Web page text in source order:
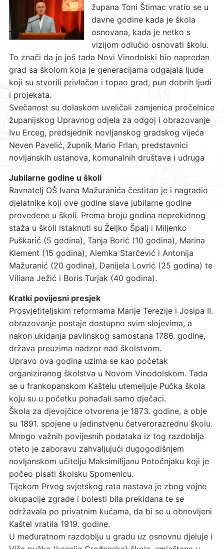
župana Toni Štimac vratio se u
davne godine kada je škola
osnovana, kada je netko s
vizijom odlučio osnovati školu.
To znači da je još tada Novi Vinodolski bio napredan
grad sa školom koja je generacijama odgajala ljude
koji su stvorili privlačan i topao grad, pun dobrih ljudi
i projekata.
Svečanost su dolaskom uveličali zamjenica pročelnice
županijskog Upravnog odjela za odgoj i obrazovanje
Ivu Erceg, predsjednik novljanskog gradskog vijeća
Neven Pavelić, župnik Mario Frlan, predstavnici
novljanskih ustanova, komunalnih društava i udruga
Jubilarne godine u školi
Ravnatelj OŠ Ivana Mažuranića čestitao je i nagradio
djelatnike koji ove godine slave jubilarne godine
provedene u školi. Prema broju godina neprekidnog
staža u školi istaknuti su Željko Špalj i Miljenko
Puškarić (5 godina), Tanja Borić (10 godina), Marina
Klement (15 godina), Alemka Starčević i Antonija
Mažuranić (20 godina), Danijela Lovrić (25 godina) te
Viliana Ježić i Boris Turjak (40 godina).
Kratki povijesni presjek
Prosvjetiteljskim reformama Marije Terezije i Josipa II.
obrazovanje postaje dostupno svim slojevima, a
nakon ukidanja pavlinskog samostana 1786. godine,
država preuzima nadzor nad školstvom.
Upravo ova godina uzima se kao početak
organiziranog školstva u Novom Vinodolskom. Tada
se u frankopanskom Kaštelu utemeljuje Pučka škola
koju su u početku pohađali samo dječaci.
Škola za djevojčice otvorena je 1873. godine, a obje
su 1891. spojene u jedinstvenu četverorazrednu školu.
Mnogo važnih povijesnih podataka iz tog razdoblja
oteto je zaboravu zahvaljujući dugogodišnjem
novljanskom učitelju Maksimilijanu Potočnjaku koji je
počeo pisati školsku Spomenicu.
Tijekom Prvog svjetskog rata nastava je zbog vojne
okupacije zgrade i bolesti bila prekidana te se
održavala po privatnim kućama, da bi se u obnovljeni
Kaštel vratila 1919. godine.
U međuratnom razdoblju u gradu uz osnovnu djeluje i